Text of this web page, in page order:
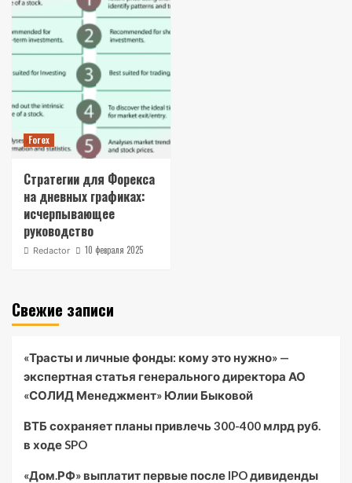
Forex
Стратегии для Форекса
на дневных графиках:
исчерпывающее
руководство
Redactor 10 февраля 2025
Свежие записи
«Трасты и личные фонды: кому это нужно» —
экспертная статья генерального директора АО
«СОЛИД Менеджмент» Юлии Быковой
ВТБ сохраняет планы привлечь 300-400 млрд руб.
в ходе SPO
«Дом.РФ» выплатит первые после IPO дивиденды